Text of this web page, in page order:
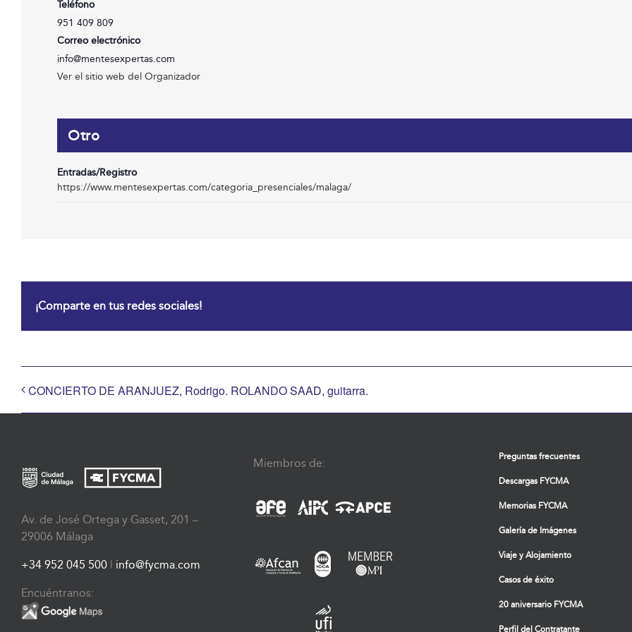
Teléfono
951 409 809
Correo electrónico
info@mentesexpertas.com
Ver el sitio web del Organizador
Otro
Entradas/Registro
https://www.mentesexpertas.com/categoria_presenciales/malaga/
¡Comparte en tus redes sociales!
CONCIERTO DE ARANJUEZ, Rodrigo. ROLANDO SAAD, guitarra.
Av. de José Ortega y Gasset, 201 –
29006 Málaga
+34 952 045 500 info@fycma.com
Encuéntranos:
Miembros de: Preguntas frecuentes
Descargas FYCMA
Memorias FYCMA
Galería de Imágenes
Viaje y Alojamiento
Casos de éxito
20 aniversario FYCMA
Perfil del Contratante